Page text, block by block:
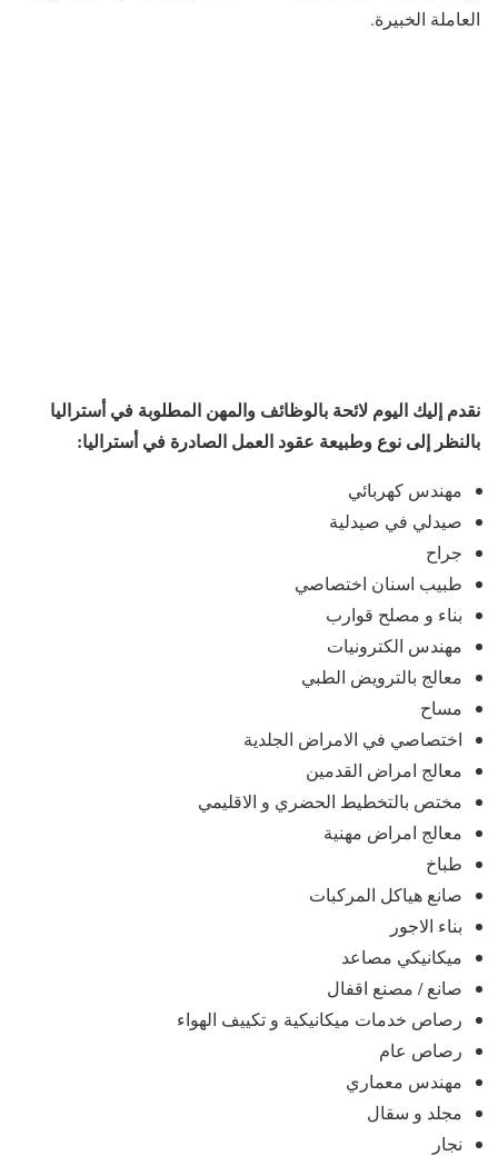
العاملة الخبيرة.
نقدم إليك اليوم لائحة بالوظائف والمهن المطلوبة في أستراليا
بالنظر إلى نوع وطبيعة عقود العمل الصادرة في أستراليا:
مهندس كهربائي
صيدلي في صيدلية
جراح
طبيب اسنان اختصاصي
بناء و مصلح قوارب
مهندس الكترونيات
معالج بالترويض الطبي
مساح
اختصاصي في الامراض الجلدية
معالج امراض القدمين
مختص بالتخطيط الحضري و الاقليمي
معالج امراض مهنية
طباخ
صانع هياكل المركبات
بناء الاجور
ميكانيكي مصاعد
صانع / مصنع اقفال
رصاص خدمات ميكانيكية و تكييف الهواء
رصاص عام
مهندس معماري
مجلد و سقال
نجار